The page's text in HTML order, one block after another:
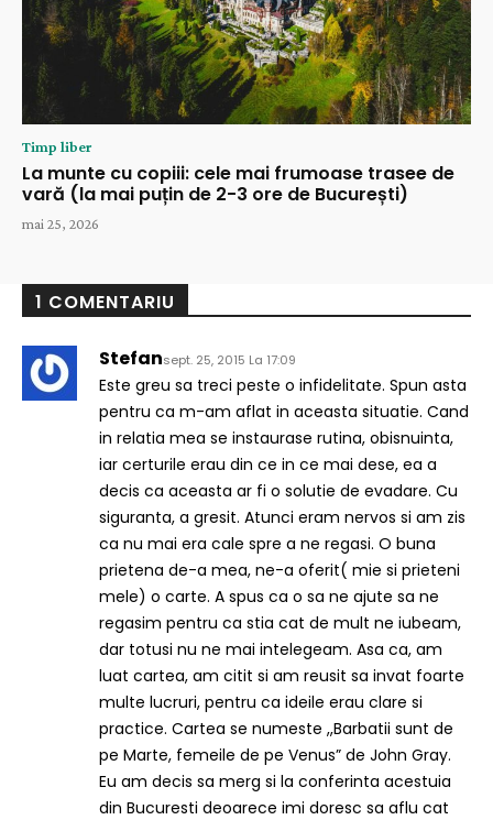
Timp liber
La munte cu copiii: cele mai frumoase trasee de
vară (la mai puțin de 2-3 ore de București)
mai 25, 2026
1 COMENTARIU
Stefansept. 25, 2015 La 17:09
Este greu sa treci peste o infidelitate. Spun asta
pentru ca m-am aflat in aceasta situatie. Cand
in relatia mea se instaurase rutina, obisnuinta,
iar certurile erau din ce in ce mai dese, ea a
decis ca aceasta ar fi o solutie de evadare. Cu
siguranta, a gresit. Atunci eram nervos si am zis
ca nu mai era cale spre a ne regasi. O buna
prietena de-a mea, ne-a oferit( mie si prieteni
mele) o carte. A spus ca o sa ne ajute sa ne
regasim pentru ca stia cat de mult ne iubeam,
dar totusi nu ne mai intelegeam. Asa ca, am
luat cartea, am citit si am reusit sa invat foarte
multe lucruri, pentru ca ideile erau clare si
practice. Cartea se numeste ,,Barbatii sunt de
pe Marte, femeile de pe Venus” de John Gray.
Eu am decis sa merg si la conferinta acestuia
din Bucuresti deoarece imi doresc sa aflu cat